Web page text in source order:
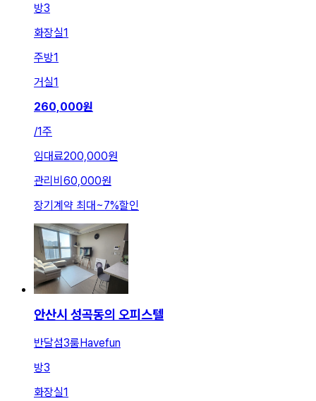
방3
화장실1
주방1
거실1
260,000원
/1주
임대료200,000원
관리비 60,000원
장기계약 최대~7%할인
안산시 성곡동의 오피스텔
반달섬3룸Havefun
방3
화장실1